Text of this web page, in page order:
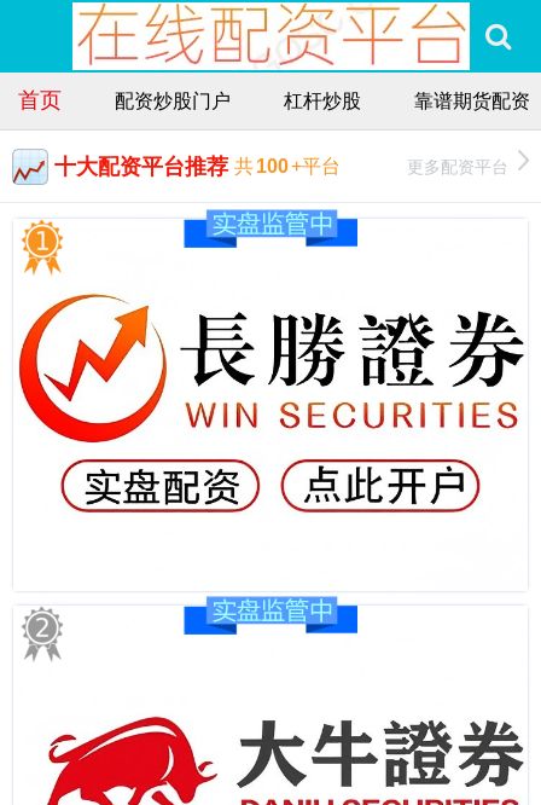
首页 配资炒股门户 杠杆炒股 靠谱期货配资
十大配资平台推荐 共100+平台 更多配资平台